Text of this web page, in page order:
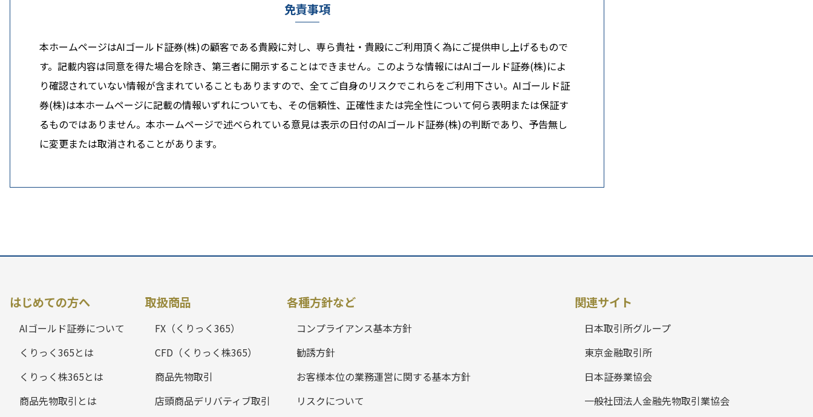
免責事項
本ホームページはAIゴールド証券(株)の顧客である貴殿に対し、専ら貴社・貴殿にご利用頂く為にご提供申し上げるもので
す。記載内容は同意を得た場合を除き、第三者に開示することはできません。このような情報にはAIゴールド証券(株)によ
り確認されていない情報が含まれていることもありますので、全てご自身のリスクでこれらをご利用下さい。AIゴールド証
券(株)は本ホームページに記載の情報いずれについても、その信頼性、正確性または完全性について何ら表明または保証す
るものではありません。本ホームページで述べられている意見は表示の日付のAIゴールド証券(株)の判断であり、予告無し
に変更または取消されることがあります。
はじめての方へ
AIゴールド証券について
くりっく365とは
くりっく株365とは
商品先物取引とは
取扱商品
FX（くりっく365）
CFD（くりっく株365）
商品先物取引
店頭商品デリバティブ取引
各種方針など
コンプライアンス基本方針
勧誘方針
お客様本位の業務運営に関する基本方針
リスクについて
関連サイト
日本取引所グループ
東京金融取引所
日本証券業協会
一般社団法人金融先物取引業協会